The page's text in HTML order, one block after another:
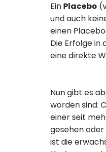
Ein Placebo
und auch
einen
Die Erfolge
eine direkte
Nun gibt es
worden sind:
einer seit
gesehen
ist die